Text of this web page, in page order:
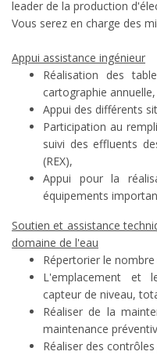
leader de la production
Vous serez en charge des
Appui assistance ingénieur
Réalisation des
cartographie annuelle,
Appui des différents
Participation au
suivi des effluents
(REX),
Appui pour la
équipements
Soutien et assistance
domaine de l'eau
Répertorier le
L'emplacement et
capteur de niveau,
Réaliser de la
maintenance
Réaliser des